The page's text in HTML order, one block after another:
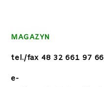
MAGAZYN
tel./fax 48 32 661 97 66
e-